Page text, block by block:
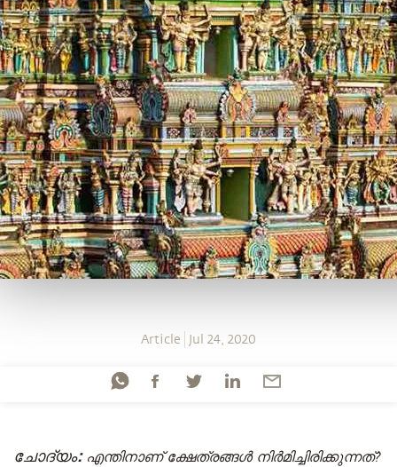
Article Jul 24, 2020
ചോദ്യം: എന്തിനാണ് ക്ഷേത്രങ്ങൾ നിർമിച്ചിരിക്കുന്നത്?